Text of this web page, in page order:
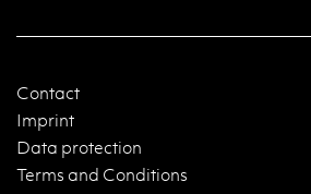
Contact
Imprint
Data protection
Terms and Conditions